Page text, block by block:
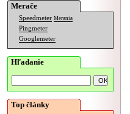
Merače
Speedmeter Merania
Pingmeter
Googlemeter
Hľadanie
Top články